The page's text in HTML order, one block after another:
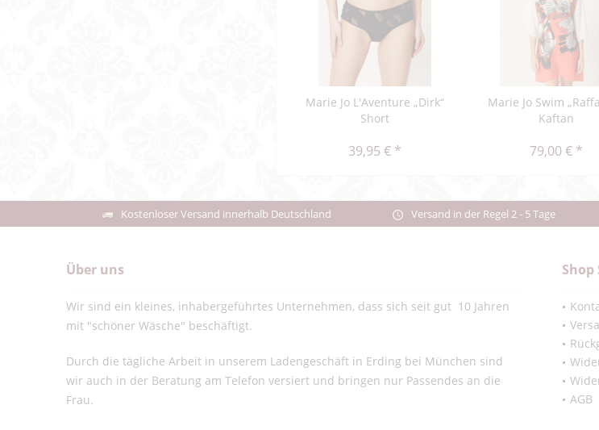
Marie Jo L'Aventure „Dirk“
Short
39,95 € *
Marie Jo Swim
Kaftan
79,00 € *
Kostenloser Versand innerhalb Deutschland Versand in der Regel 2 - 5 Tage
Über uns
Wir sind ein kleines, inhabergeführtes Unternehmen, dass sich seit gut 10 Jahren
mit "schöner Wäsche" beschäftigt.
Durch die tägliche Arbeit in unserem Ladengeschäft in Erding bei München sind
wir auch in der Beratung am Telefon versiert und bringen nur Passendes an die
Frau.
Shop
AGB